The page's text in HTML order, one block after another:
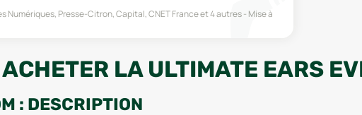
Numériques, Presse-Citron, Capital, CNET Franceet 4 autres Mise à
LA ULTIMATE EARS
: DESCRIPTION